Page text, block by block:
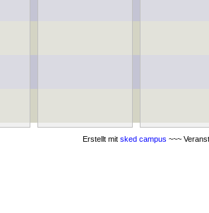
Erstellt mit sked campus ~~~